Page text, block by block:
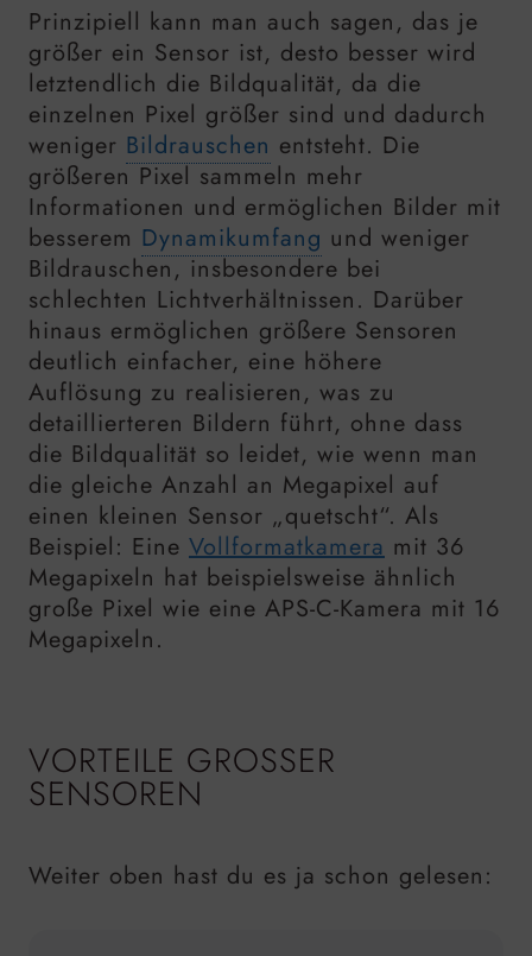
Prinzipiell kann man auch sagen, das je
größer ein Sensor ist, desto besser wird
letztendlich die Bildqualität, da die
einzelnen Pixel größer sind und dadurch
weniger Bildrauschen entsteht. Die
größeren Pixel sammeln mehr
Informationen und ermöglichen Bilder mit
besserem Dynamikumfang und weniger
Bildrauschen, insbesondere bei
schlechten Lichtverhältnissen. Darüber
hinaus ermöglichen größere Sensoren
deutlich einfacher, eine höhere
Auflösung zu realisieren, was zu
detaillierteren Bildern führt, ohne dass
die Bildqualität so leidet, wie wenn man
die gleiche Anzahl an Megapixel auf
einen kleinen Sensor „quetscht“. Als
Beispiel: Eine Vollformatkamera mit 36
Megapixeln hat beispielsweise ähnlich
große Pixel wie eine APS-C-Kamera mit 16
Megapixeln.
VORTEILE GROSSER S
ENSOREN
Weiter oben hast du es ja schon gelesen: